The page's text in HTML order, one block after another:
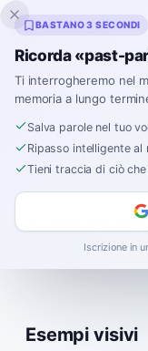
Inklingo
Dizionario / Parti
spagnoli
Esempi visivi
BASTANO 3 SECONDI
Ricorda «past-
Ti interrogheremo nel
memoria a lungo
Salva parole nel tuo
Ripasso intelligente al
Tieni traccia di ciò
Iscrizione in